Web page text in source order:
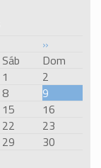
»
Sáb
Dom
1
2
8
9
15
16
22
23
29
30